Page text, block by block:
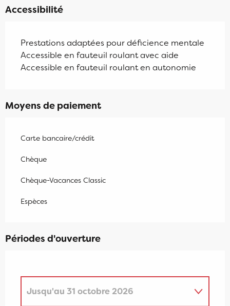
Accessibilité
Prestations adaptées pour déficience mentale
Accessible en fauteuil roulant avec aide
Accessible en fauteuil roulant en autonomie
Moyens de paiement
Carte bancaire/crédit
Chèque
Chèque-Vacances Classic
Espèces
Périodes d'ouverture
Jusqu'au 31 octobre 2026